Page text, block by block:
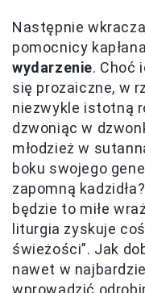
Następnie
pomocnicy
wydarzenie. Choć
się prozaiczne, w
niezwykle istotną
dzwoniąc w
młodzież w
boku swojego
zapomną
będzie to miłe
liturgia zyskuje
świeżości”. Jak
nawet w
wprowadzić